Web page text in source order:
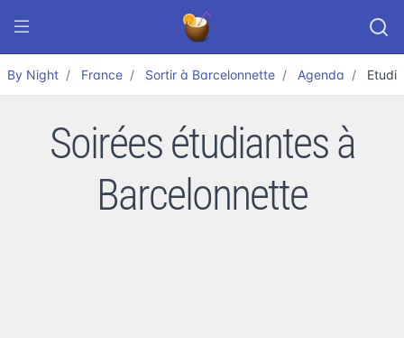
By Night France Sortir à Barcelonnette Agenda
Soirées étudiantes à
Barcelonnette